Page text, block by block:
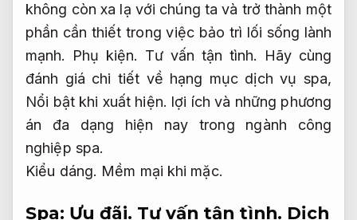
không còn xa lạ với chúng ta và trở thành một
phần cần thiết trong việc bảo trì lối sống lành
mạnh. Phụ kiện. Tư vấn tận tình.
Hãy cùng
đánh giá chi tiết về hạng mục dịch vụ spa,
Nổi bật khi xuất hiện. lợi ích và những phương
án đa dạng hiện nay trong ngành công
nghiệp spa.
Kiểu dáng. Mềm mại khi mặc.
Spa: Ưu đãi. Tư vấn tận tình. Dịch